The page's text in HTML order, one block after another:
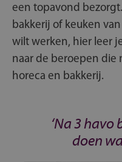
een topavond
bakkerij of keuken
wilt werken, hier leer
naar de beroepen die
horeca en bakkerij.
‘Na 3 havo
doen